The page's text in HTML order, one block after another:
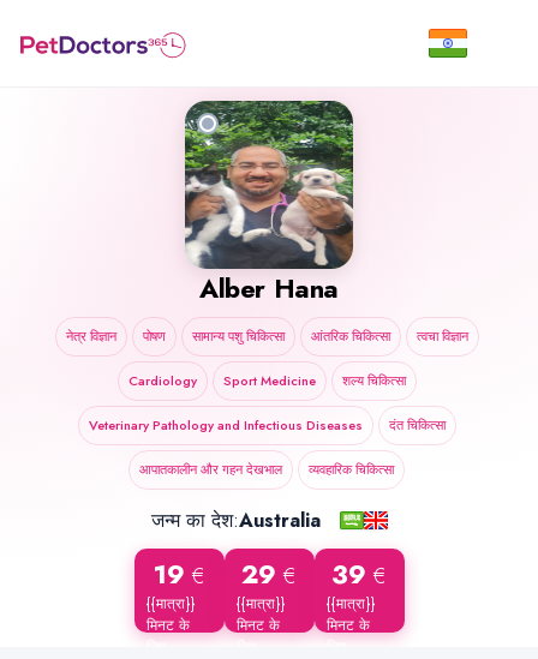
Alber Hana
नेत्र विज्ञान पोषण सामान्य पशु चिकित्सा आंतरिक चिकित्सा त्वचा विज्ञान
Cardiology Sport Medicine शल्य चिकित्सा
Veterinary Pathology and Infectious Diseases दंत चिकित्सा
आपातकालीन और गहन देखभाल व्यवहारिक चिकित्सा
जन्म का देश:Australia
19 €
{{मात्रा}}
मिनट के
लिए
29 €
{{मात्रा}}
मिनट के
लिए
39 €
{{मात्रा}}
मिनट के
लिए